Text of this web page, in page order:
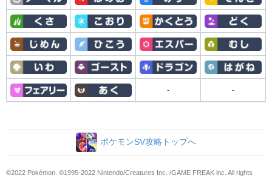
- -
ポケモンSV攻略トップへ
©2022 Pokémon. ©1995-2022 Nintendo/Creatures Inc. /GAME FREAK inc. All rights